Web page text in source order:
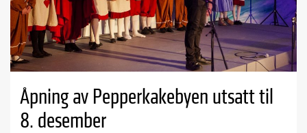
Åpning av Pepperkakebyen utsatt til
8. desember